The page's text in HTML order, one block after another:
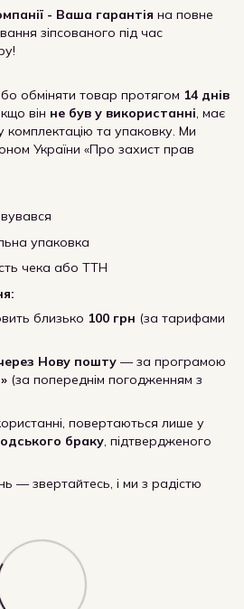
- Ваша гарантія на повне
зіпсованого під час
обміняти товар протягом 14 днів
він не був у використанні, має
комплектацію та упаковку. Ми
України «Про захист прав
упаковка
чека або ТТН
близько 100 грн (за тарифами
Нову пошту — за програмою
(за попереднім погодженням з
повертаються лише у
браку, підтвердженого
— звертайтесь, і ми з радістю